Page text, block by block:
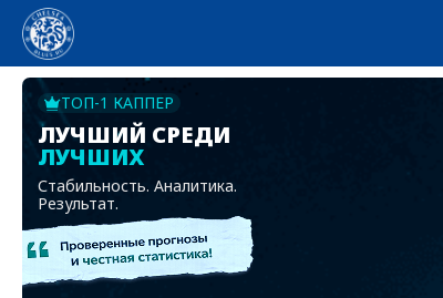
ТОП-1 КАППЕР
ЛУЧШИЙ СРЕДИ
ЛУЧШИХ
Стабильность. Аналитика.
Результат.